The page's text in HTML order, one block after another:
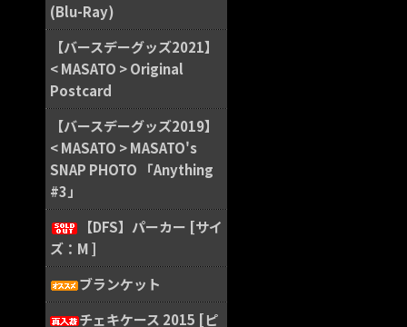
(Blu-Ray)
【バースデーグッズ2021】
< MASATO > Original
Postcard
【バースデーグッズ2019】
< MASATO > MASATO's
SNAP PHOTO 「Anything
#3」
【DFS】パーカー [サイ
ズ：M ]
ブランケット
チェキケース 2015 [ピ